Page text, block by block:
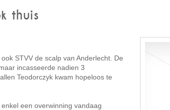
thuis
STVV de scalp van Anderlecht. De
incasseerde nadien 3
Teodorczyk kwam hopeloos te
een overwinning vandaag